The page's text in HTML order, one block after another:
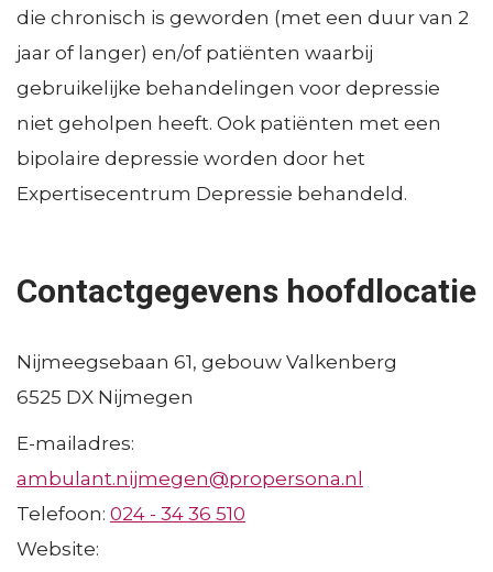
e
n
i
s
d
e
l
:
F
a
c
i
t
r
n
Resultaten en effecten
Consultatie en advies
Decision Tools
Ervaringsperspectief patiënten
Bekostiging topklinische functies
die chronisch is geworden (met een duur van 2
jaar of langer) en/of patiënten waarbij
gebruikelijke behandelingen voor depressie
niet geholpen heeft. Ook patiënten met een
bipolaire depressie worden door het
Expertisecentrum Depressie behandeld.
Contactgegevens hoofdlocatie
Nijmeegsebaan 61, gebouw Valkenberg
6525 DX Nijmegen
E-mailadres:
ambulant.nijmegen@propersona.nl
Telefoon: 024 - 34 36 510
Website: